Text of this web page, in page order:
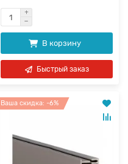
В корзину
Быстрый заказ
Ваша скидка: -6%